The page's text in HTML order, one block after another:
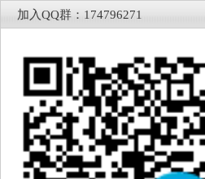
加入QQ群：174796271